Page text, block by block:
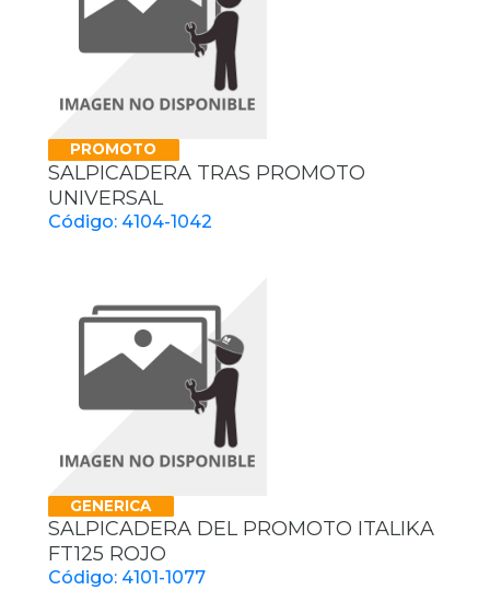
PROMOTO
SALPICADERA TRAS PROMOTO
UNIVERSAL
Código: 4104-1042
GENERICA
SALPICADERA DEL PROMOTO ITALIKA
FT125 ROJO
Código: 4101-1077